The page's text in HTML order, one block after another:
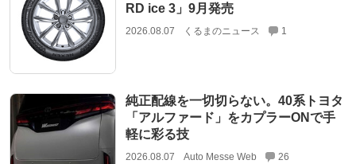
RD ice 3」9月発売
2026.08.07 くるまのニュース 1
純正配線を一切切らない。40系トヨタ
「アルファード」をカプラーONで手
軽に彩る技
2026.08.07 Auto Messe Web 26